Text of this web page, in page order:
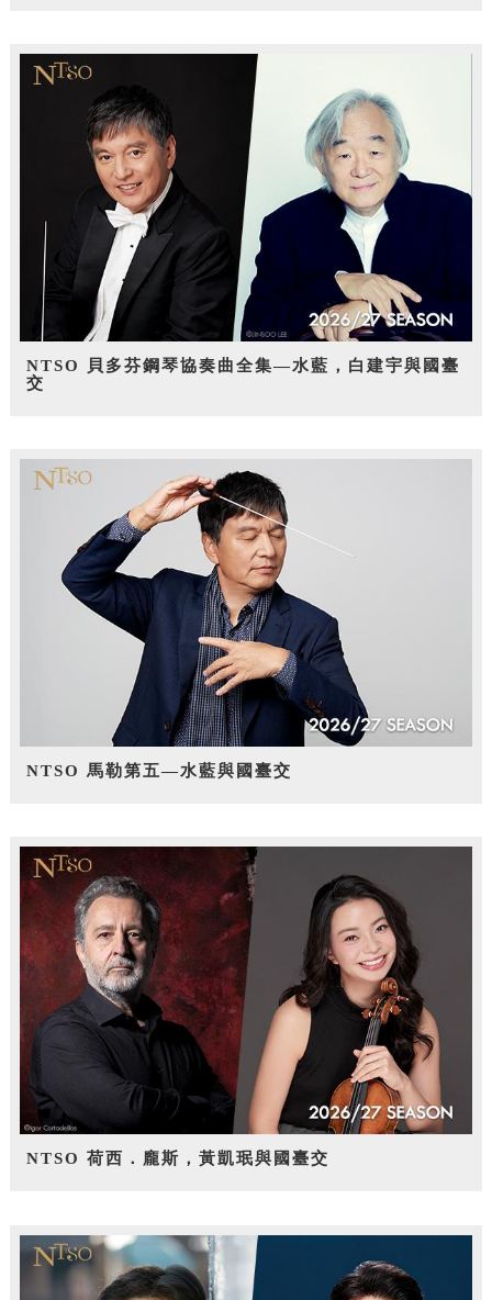
NTSO 貝多芬鋼琴協奏曲全集—水藍，白建宇與國臺
交
NTSO 馬勒第五—水藍與國臺交
NTSO 荷西．龐斯，黃凱珉與國臺交